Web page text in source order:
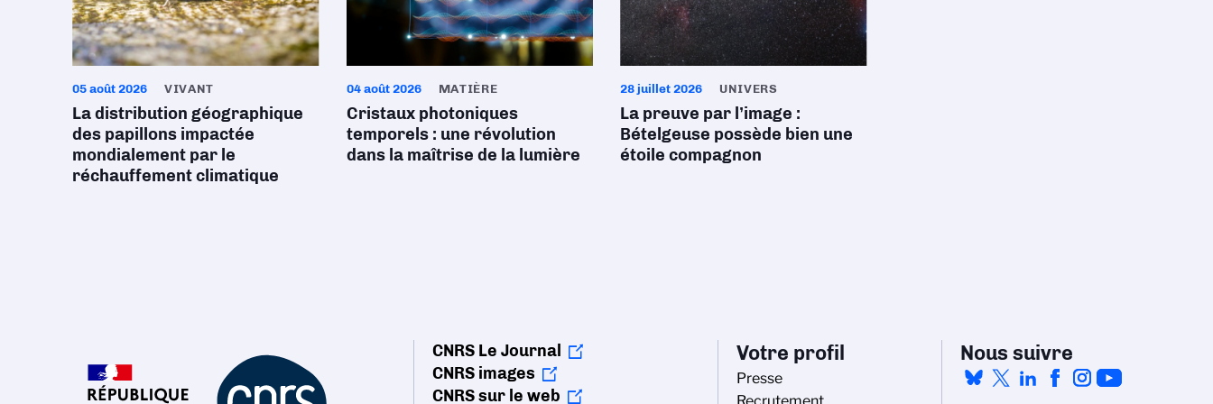
05 août 2026 VIVANT
La distribution géographique
des papillons impactée
mondialement par le
réchauffement climatique
04 août 2026 MATIÈRE
Cristaux photoniques
temporels : une révolution
dans la maîtrise de la lumière
28 juillet 2026 UNIVERS
La preuve par l’image :
Bételgeuse possède bien une
étoile compagnon
CNRS Le Journal
CNRS images
CNRS sur le web
Votre profil
Presse
Nous suivre